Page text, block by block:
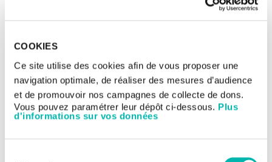
COOKIES
Ce site utilise des cookies afin de vous proposer une
navigation optimale, de réaliser des mesures d’audience
et de promouvoir nos campagnes de collecte de dons.
Vous pouvez paramétrer leur dépôt ci-dessous. Plus
d'informations sur vos données
Après avoir notamment découvert le rôle essentiel du
anticancéreux dans le mélanome et dans le cancer de la
prostate ainsi que le rôle de eIF4F dans la régulation de la
traduction de PDL1, notre stratégie consiste à développer des
modèles pertinents (modèles cellulaires, organoïdes, PDXs),
accumuler les données génétiques/génomiques à partir de
cohortes de patients et mettre au point des techniques
performantes à haut-débit (translatome, épitranscriptome,
épigénome) afin d’orienter nos recherches vers :